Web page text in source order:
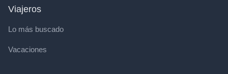
Viajeros
Lo más buscado
Vacaciones